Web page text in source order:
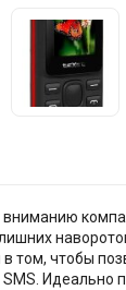
том, чтобы
Идеально